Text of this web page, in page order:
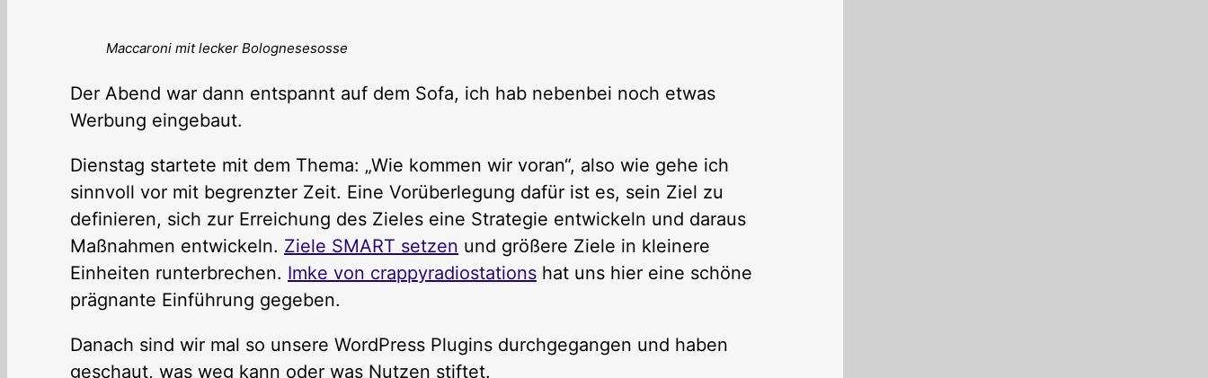
Maccaroni mit lecker Bolognesesosse
Der Abend war dann entspannt auf dem Sofa, ich hab nebenbei noch etwas
Werbung eingebaut.
Dienstag startete mit dem Thema: „Wie kommen wir voran“, also wie gehe ich
sinnvoll vor mit begrenzter Zeit. Eine Vorüberlegung dafür ist es, sein Ziel zu
definieren, sich zur Erreichung des Zieles eine Strategie entwickeln und daraus
Maßnahmen entwickeln. Ziele SMART setzen und größere Ziele in kleinere
Einheiten runterbrechen. Imke von crappyradiostations hat uns hier eine schöne
prägnante Einführung gegeben.
Danach sind wir mal so unsere WordPress Plugins durchgegangen und haben
geschaut, was weg kann oder was Nutzen stiftet.